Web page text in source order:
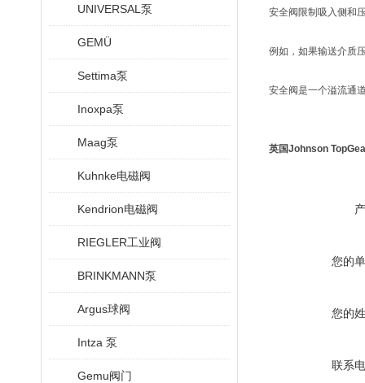
UNIVERSAL泵
GEMÜ
Settima泵
Inoxpa泵
Maag泵
Kuhnke电磁阀
Kendrion电磁阀
RIEGLER工业阀
BRINKMANN泵
Argus球阀
Intza 泵
Gemu阀门
安全阀限制吸入侧和
例如，如果输送介质
安全阀是一个溢流通
英国Johnson
您的
您的
联系